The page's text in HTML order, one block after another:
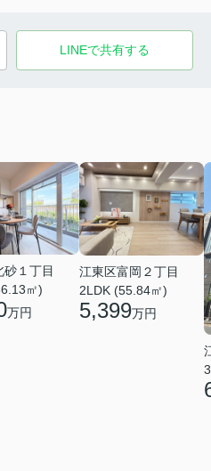
LINEで共有する
１丁目
㎡)
万円
江東区富岡２丁目
2LDK (55.84㎡)
5,399万円